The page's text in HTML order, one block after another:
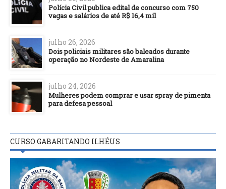
Polícia Civil publica edital de concurso com 750
vagas e salários de até R$ 16,4 mil
julho 26, 2026
Dois policiais militares são baleados durante
operação no Nordeste de Amaralina
julho 24, 2026
Mulheres podem comprar e usar spray de pimenta
para defesa pessoal
CURSO GABARITANDO ILHÉUS